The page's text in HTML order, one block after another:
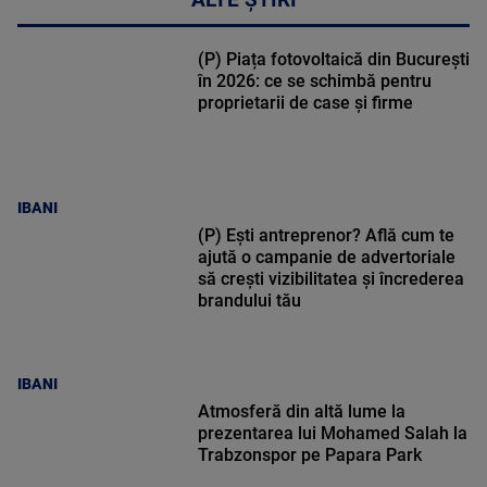
IBANI
(P) Piața fotovoltaică din București
în 2026: ce se schimbă pentru
proprietarii de case și firme
IBANI
(P) Ești antreprenor? Află cum te
ajută o campanie de advertoriale
să crești vizibilitatea și încrederea
brandului tău
Atmosferă din altă lume la
prezentarea lui Mohamed Salah la
Trabzonspor pe Papara Park